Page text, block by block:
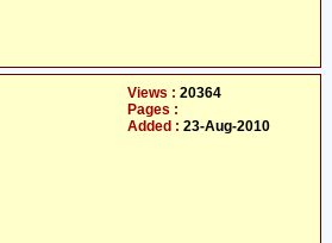
Views : 20364
Pages :
Added : 23-Aug-2010